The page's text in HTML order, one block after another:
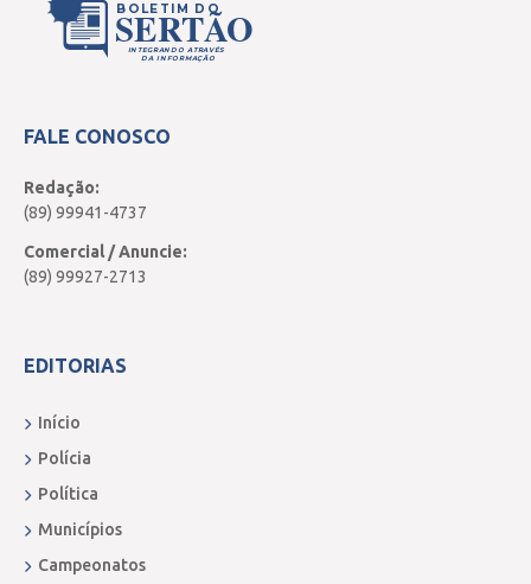
BOLETIM DO
SERTÃO
INTEGRANDO ATRAVÉS
DA INFORMAÇÃO
FALE CONOSCO
Redação:
(89) 99941-4737
Comercial / Anuncie:
(89) 99927-2713
EDITORIAS
Início
Polícia
Política
Municípios
Campeonatos